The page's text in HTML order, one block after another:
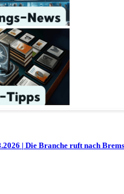
| Die Branche ruft nach